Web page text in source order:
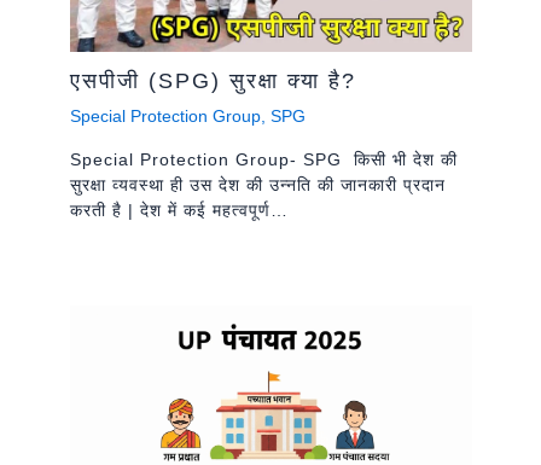
एसपीजी (SPG) सुरक्षा क्या है?
Special Protection Group, SPG
Special Protection Group- SPG किसी भी देश की
सुरक्षा व्यवस्था ही उस देश की उन्नति की जानकारी प्रदान
करती है | देश में कई महत्वपूर्ण…